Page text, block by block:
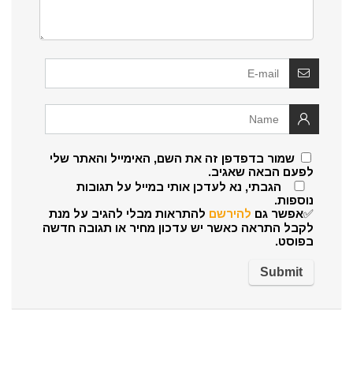
שמור בדפדפן זה את השם, האימייל והאתר שלי
לפעם הבאה שאגיב.
הגבתי, נא לעדכן אותי במייל על תגובות
נוספות.
✅אפשר גם להירשם להתראות מבלי להגיב על מנת
לקבל התראה כאשר יש עדכון מחיר או תגובה חדשה
בפוסט.